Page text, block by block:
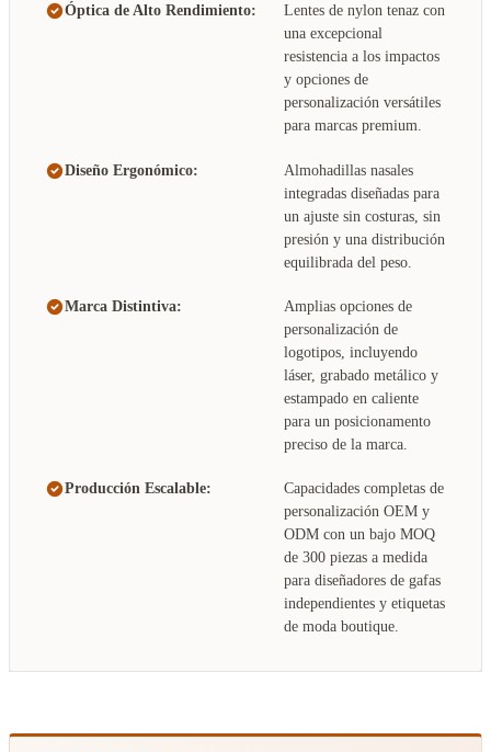
Óptica de Alto Rendimiento:
Lentes de nylon tenaz con
una excepcional
resistencia a los impactos
y opciones de
personalización versátiles
para marcas premium.
Diseño Ergonómico:
Almohadillas nasales
integradas diseñadas para
un ajuste sin costuras, sin
presión y una distribución
equilibrada del peso.
Marca Distintiva:
Amplias opciones de
personalización de
logotipos, incluyendo
láser, grabado metálico y
estampado en caliente
para un posicionamento
preciso de la marca.
Producción Escalable:
Capacidades completas de
personalización OEM y
ODM con un bajo MOQ
de 300 piezas a medida
para diseñadores de gafas
independientes y etiquetas
de moda boutique.